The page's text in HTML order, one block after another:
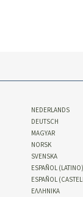
NEDERLANDS
DEUTSCH
MAGYAR
NORSK
SVENSKA
ESPAÑOL (LATINO)
ESPAÑOL
ΕΛΛΗΝΙΚA